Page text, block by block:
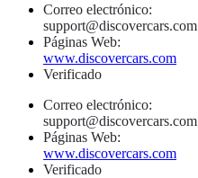
Correo electrónico:
support@discovercars.com
Páginas Web:
www.discovercars.com
Verificado
Correo electrónico:
support@discovercars.com
Páginas Web:
www.discovercars.com
Verificado